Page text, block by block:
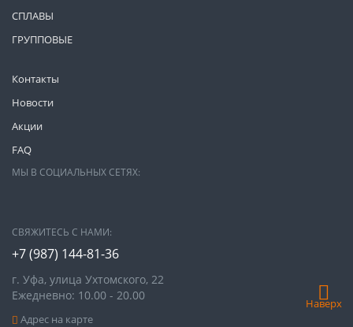
Наверх
Контакты
Новости
Акции
FAQ
СПЛАВЫ
ГРУППОВЫЕ
МЫ В СОЦИАЛЬНЫХ СЕТЯХ:
СВЯЖИТЕСЬ С НАМИ:
+7 (987) 144-81-36
г. Уфа, улица Ухтомского, 22
Ежедневно: 10.00 - 20.00
Адрес на карте